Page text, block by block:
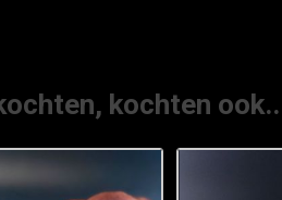
kochten ook..